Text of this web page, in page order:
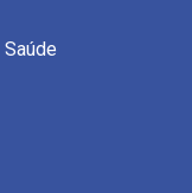
Saúde